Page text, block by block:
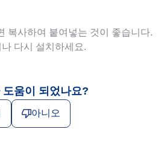
복사하여 붙여넣는 것이 좋습니다.
다시 설치하세요.
움이 되었나요?
아니오